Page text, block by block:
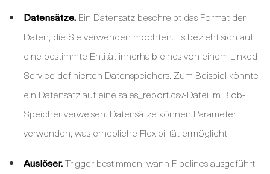
Datensätze. Ein Datensatz beschreibt das Format der
Daten, die Sie verwenden möchten. Es bezieht sich auf
eine bestimmte Entität innerhalb eines von einem Linked
Service definierten Datenspeichers. Zum Beispiel könnte
ein Datensatz auf eine sales_report.csv-Datei im Blob-
Speicher verweisen. Datensätze können Parameter
verwenden, was erhebliche Flexibilität ermöglicht.
Auslöser.Trigger bestimmen, wann Pipelines ausgeführt